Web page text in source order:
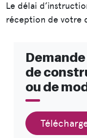
Le délai
réception de votre
de
ou de